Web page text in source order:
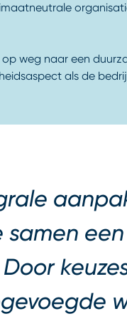
weg naar een
als de